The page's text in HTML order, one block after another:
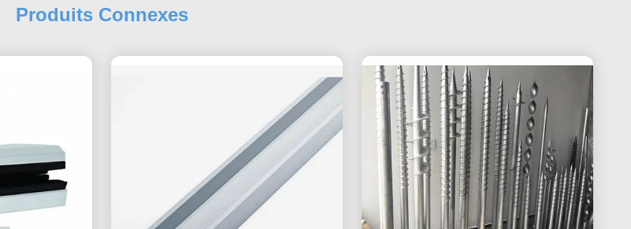
Produits Connexes